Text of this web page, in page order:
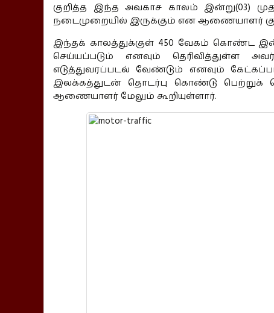
குறித்த இந்த அவகாச காலம் இன்று(03)
நடைமுறையில் இருக்கும் என ஆணையாளர்
இந்தக் காலத்துக்குள் 450 வேகம் கொண்ட
செய்யப்படும் எனவும் தெரிவித்துள்ள
எடுத்துவரப்படல் வேண்டும் எனவும்
இலக்கத்துடன் தொடர்பு கொண்டு பெற்றுக்
ஆணையாளர் மேலும் கூறியுள்ளார்.